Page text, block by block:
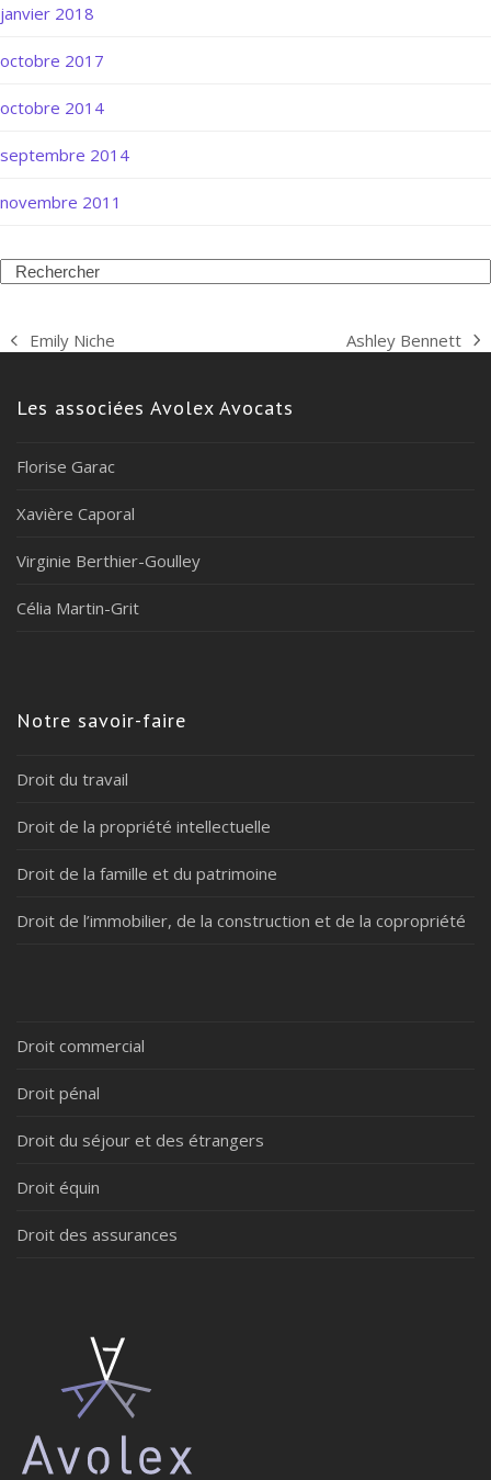
janvier 2018
octobre 2017
octobre 2014
septembre 2014
novembre 2011
Search
previous
Emily Niche
next
Ashley Bennett
Les associées Avolex Avocats
Florise Garac
Xavière Caporal
Virginie Berthier-Goulley
Célia Martin-Grit
Notre savoir-faire
Droit du travail
Droit de la propriété intellectuelle
Droit de la famille et du patrimoine
Droit de l’immobilier, de la construction et de la copropriété
Droit commercial
Droit pénal
Droit du séjour et des étrangers
Droit équin
Droit des assurances